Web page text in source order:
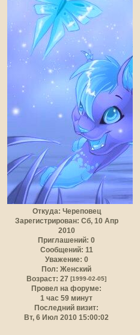
Откуда: Череповец
Зарегистрирован: Сб, 10 Апр
2010
Приглашений: 0
Сообщений: 11
Уважение: 0
Пол: Женский
Возраст: 27[1999-02-05]
Провел на форуме:
1 час 59 минут
Последний визит:
Вт, 6 Июл 2010 15:00:02